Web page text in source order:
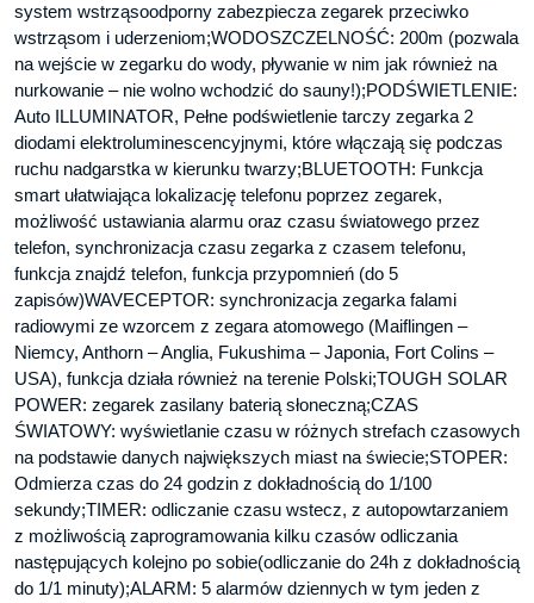
system wstrząsoodporny zabezpiecza zegarek przeciwko
wstrząsom i uderzeniom;WODOSZCZELNOŚĆ: 200m (pozwala
na wejście w zegarku do wody, pływanie w nim jak również na
nurkowanie – nie wolno wchodzić do sauny!);PODŚWIETLENIE:
Auto ILLUMINATOR, Pełne podświetlenie tarczy zegarka 2
diodami elektroluminescencyjnymi, które włączają się podczas
ruchu nadgarstka w kierunku twarzy;BLUETOOTH: Funkcja
smart ułatwiająca lokalizację telefonu poprzez zegarek,
możliwość ustawiania alarmu oraz czasu światowego przez
telefon, synchronizacja czasu zegarka z czasem telefonu,
funkcja znajdź telefon, funkcja przypomnień (do 5
zapisów)WAVECEPTOR: synchronizacja zegarka falami
radiowymi ze wzorcem z zegara atomowego (Maiflingen –
Niemcy, Anthorn – Anglia, Fukushima – Japonia, Fort Colins –
USA), funkcja działa również na terenie Polski;TOUGH SOLAR
POWER: zegarek zasilany baterią słoneczną;CZAS
ŚWIATOWY: wyświetlanie czasu w różnych strefach czasowych
na podstawie danych największych miast na świecie;STOPER:
Odmierza czas do 24 godzin z dokładnością do 1/100
sekundy;TIMER: odliczanie czasu wstecz, z autopowtarzaniem
z możliwością zaprogramowania kilku czasów odliczania
następujących kolejno po sobie(odliczanie do 24h z dokładnością
do 1/1 minuty);ALARM: 5 alarmów dziennych w tym jeden z